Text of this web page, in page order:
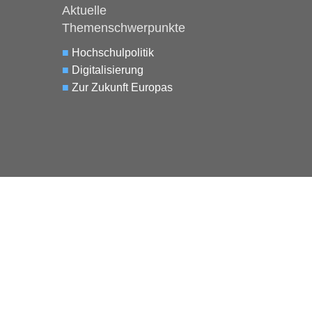
Aktuelle
Themenschwerpunkte
■ Hochschulpolitik
■ Digitalisierung
■ Zur Zukunft Europas